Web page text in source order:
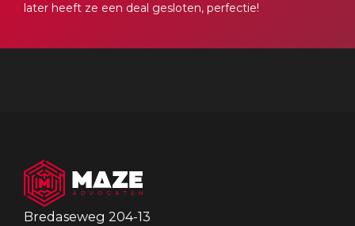
later heeft ze een deal gesloten, perfectie!
Bredaseweg 204-13